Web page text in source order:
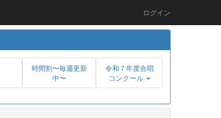
ログイン
時間割〜毎週更新
中〜
令和７年度合唱
コンクール